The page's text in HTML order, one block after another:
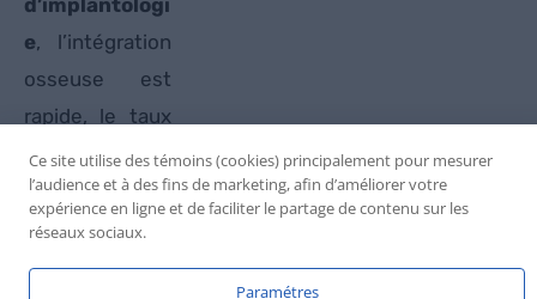
d’implantologi
e, l’intégration
osseuse est
rapide, le taux
de succès est
très élevé, et la
longévité des
implants peut
Ce site utilise des témoins (cookies) principalement pour mesurer
l’audience et à des fins de marketing, afin d’améliorer votre
expérience en ligne et de faciliter le partage de contenu sur les
réseaux sociaux.
Paramétres